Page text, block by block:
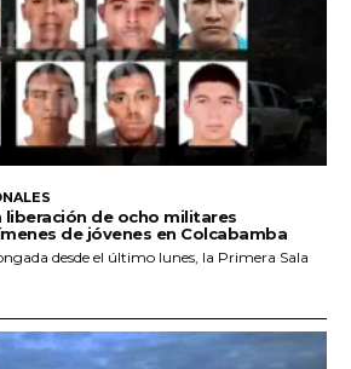
liberación de ocho militares
de jóvenes en Colcabamba
desde el último lunes, la Primera Sala